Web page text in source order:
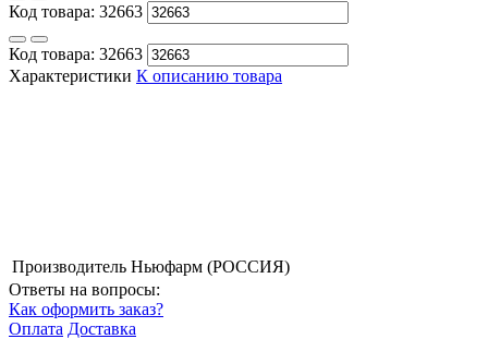
Код товара: 32663
Код товара: 32663
Характеристики К описанию товара
Производитель Ньюфарм (РОССИЯ)
Ответы на вопросы:
Как оформить заказ?
Оплата Доставка